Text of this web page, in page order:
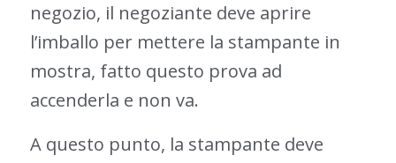
negozio, il negoziante deve aprire
l’imballo per mettere la stampante in
mostra, fatto questo prova ad
accenderla e non va.
A questo punto, la stampante deve